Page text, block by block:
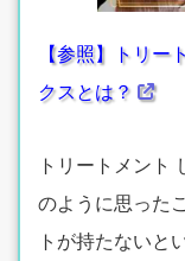
【参照】トリー
クスとは？
トリートメント
のように思った
トが持たないと